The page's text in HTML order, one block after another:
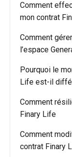
Comment
mon contrat
Comment
l’espace
Pourquoi le
Life est-il
Comment
Finary Life
Comment
contrat Finary